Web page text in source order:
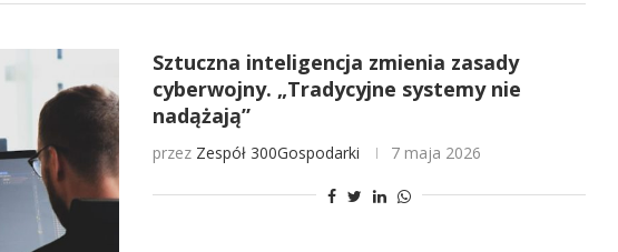
Sztuczna inteligencja zmienia zasady
cyberwojny. „Tradycyjne systemy nie
nadążają”
przez Zespół 300Gospodarki 7 maja 2026